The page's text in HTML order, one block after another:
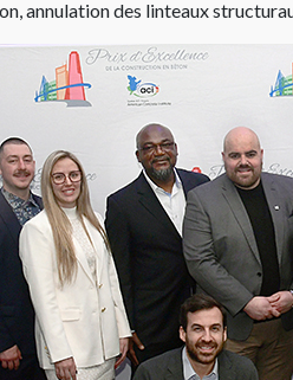
annulation des linteaux